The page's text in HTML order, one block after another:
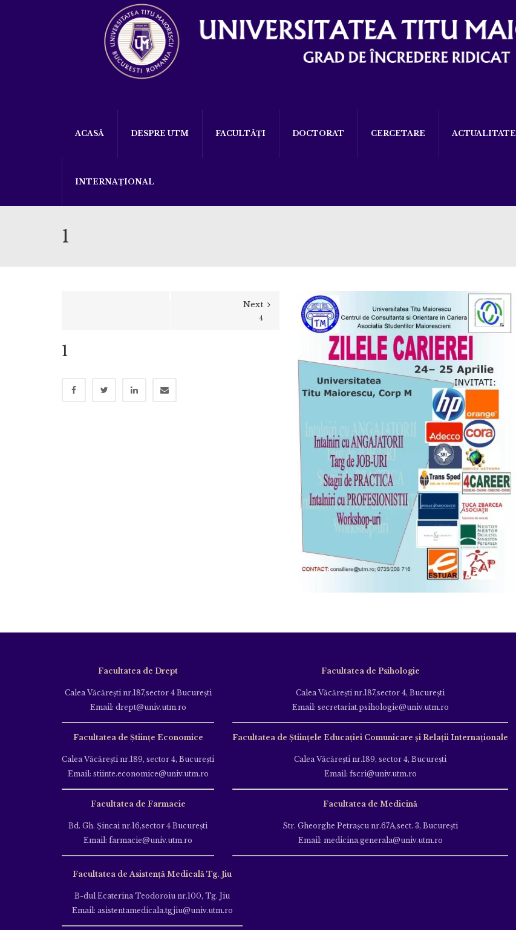
ACASĂ DESPRE UTM FACULTĂȚI DOCTORAT CERCETARE ACTUALITATE
INTERNAȚIONAL
1
Next
4
1
Facultatea de Drept
Calea Văcăreşti nr.187,sector 4 Bucureşti
Email: drept@univ.utm.ro
Facultatea de Științe Economice
Calea Văcăreşti nr.189, sector 4, Bucureşti
Email: stiinte.economice@univ.utm.ro
Facultatea de Farmacie
Bd. Gh. Şincai nr.16,sector 4 Bucureşti
Email: farmacie@univ.utm.ro
Facultatea de Psihologie
Calea Văcăreşti nr.187,sector 4, Bucureşti
Email: secretariat.psihologie@univ.utm.ro
Facultatea de Ştiinţele Educației Comunicare și Relații Internaționale
Calea Văcăreşti nr.189, sector 4, Bucureşti
Email: fscri@univ.utm.ro
Facultatea de Medicină
Str. Gheorghe Petraşcu nr.67A,sect. 3, Bucureşti
Email: medicina.generala@univ.utm.ro
Facultatea de Asistență Medicală Tg. Jiu
B-dul Ecaterina Teodoroiu nr.100, Tg. Jiu
Email: asistentamedicala.tgjiu@univ.utm.ro